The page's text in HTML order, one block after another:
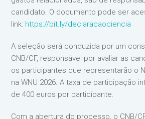
candidato. O documento pode ser
link: https://bit.ly/declaracaociencia
A seleção será conduzida por um
CNB/CF, responsável por avaliar as
os participantes que representarão o
na WNU 2026. A taxa de participação
de 400 euros por participante.
Com a abertura do processo, o CNB/